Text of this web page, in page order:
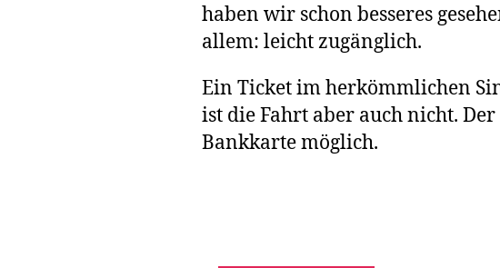
haben wir schon besseres
allem: leicht zugänglich.
Ein Ticket im herkömmlichen
ist die Fahrt aber auch nicht.
Bankkarte möglich.